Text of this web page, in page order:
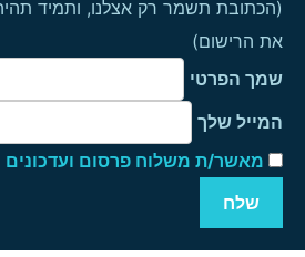
(הכתובת תשמר רק אצלנו, ותמיד
את הרישום)
שמך הפרטי
המייל שלך
מאשר/ת משלוח פרסום ועדכונים